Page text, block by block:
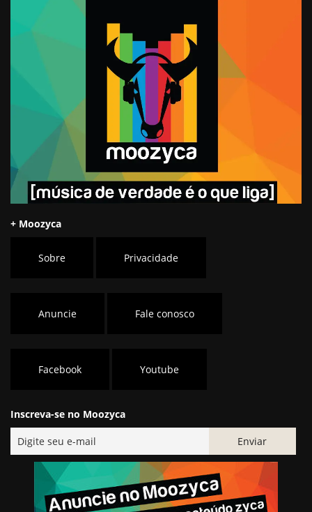
+ Moozyca
Sobre Privacidade
Anuncie Fale conosco
Facebook Youtube
Inscreva-se no Moozyca